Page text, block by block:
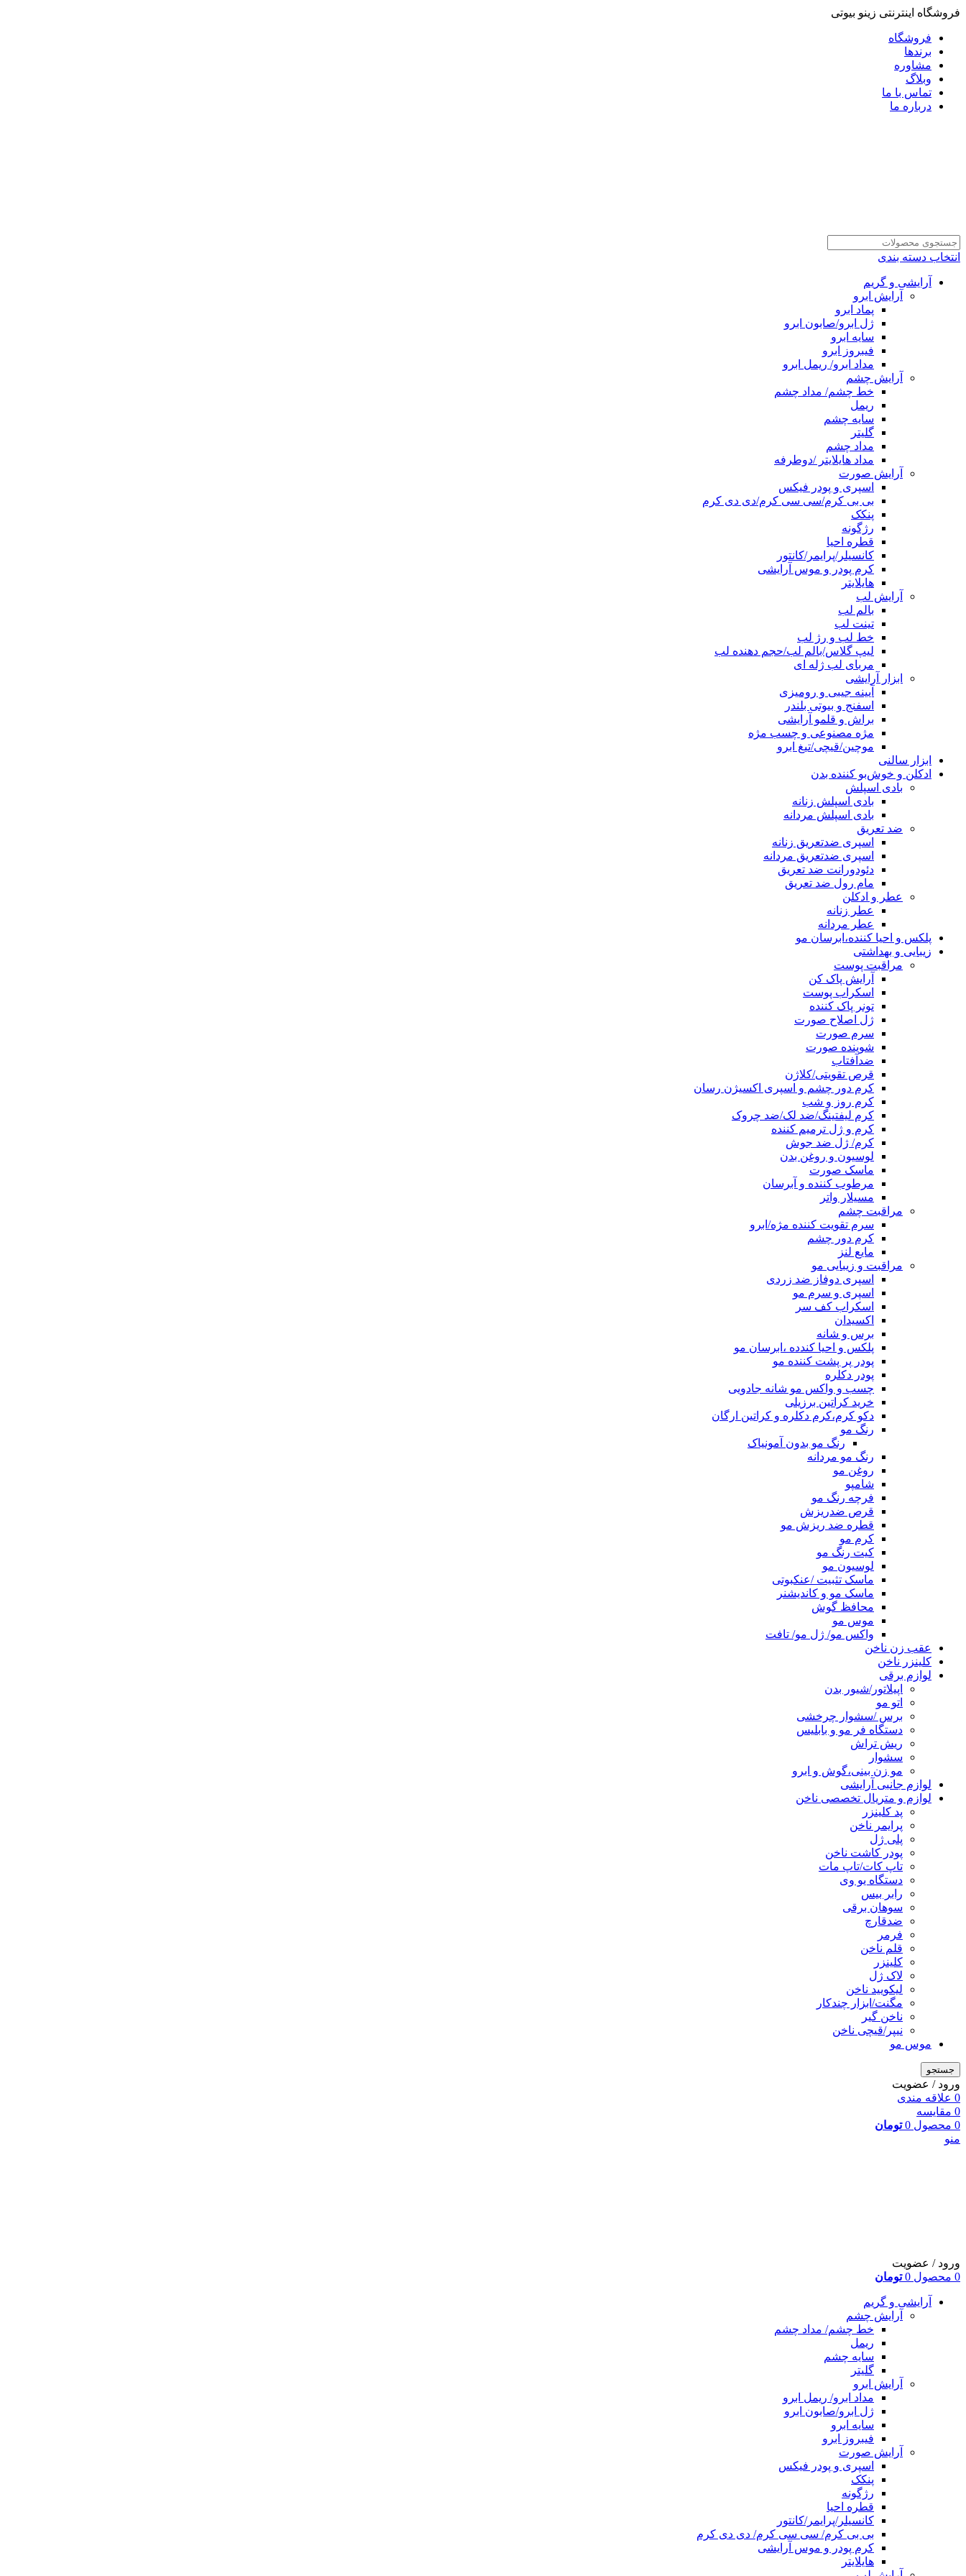
فروشگاه اینترنتی زینو بیوتی
فروشگاه
برندها
مشاوره
وبلاگ
تماس با ما
درباره ما
انتخاب دسته بندی
آرایشی و گریم
آرایش ابرو
پماد ابرو
ژل ابرو/صابون ابرو
سایه ابرو
فیبروز ابرو
مداد ابرو/ ریمل ابرو
آرایش چشم
خط چشم/ مداد چشم
ریمل
سایه چشم
گلیتر
مداد چشم
مداد هایلایتر /دوطرفه
آرایش صورت
اسپری و پودر فیکس
بی بی کرم/سی سی کرم/دی دی کرم
پنکک
رژگونه
قطره احیا
کانسیلر/پرایمر/کانتور
کرم پودر و موس آرایشی
هایلایتر
آرایش لب
بالم لب
تینت لب
خط لب و رژ لب
لیپ گلاس/بالم لب/حجم دهنده لب
مربای لب ژله ای
ابزار آرایشی
آیینه جیبی و رومیزی
اسفنج و بیوتی بلندر
براش و قلمو آرایشی
مژه مصنوعی و چسب مژه
موچین/قیچی/تیغ ابرو
ابزار سالنی
ادکلن و خوش‌بو کننده بدن
بادی اسپلش
بادی اسپلش زنانه
بادی اسپلش مردانه
ضد تعریق
اسپری ضدتعریق زنانه
اسپری ضدتعریق مردانه
دئودورانت ضد تعریق
مام رول ضد تعریق
عطر و ادکلن
عطر زنانه
عطر مردانه
پلکس و احیا کننده،ابرسان مو
زیبایی و بهداشتی
مراقبت پوست
آرایش پاک کن
اسکراب پوست
تونر پاک کننده
ژل اصلاح صورت
سرم صورت
شوینده صورت
ضدآفتاب
قرص تقویتی/کلاژن
کرم دور چشم و اسپری اکسیژن رسان
کرم روز و شب
کرم لیفتینگ/ضد لک/ضد چروک
کرم و ژل ترمیم کننده
کرم/ ژل ضد جوش
لوسیون و روغن بدن
ماسک صورت
مرطوب کننده و آبرسان
مسیلار واتر
مراقبت چشم
سرم تقویت کننده مژه/ابرو
کرم دور چشم
مایع لنز
مراقبت و زیبایی مو
اسپری دوفاز ضد زردی
اسپری و سرم مو
اسکراب کف سر
اکسیدان
برس و شانه
پلکس و احیا کندده ،ابرسان مو
پودر پر پشت کننده مو
پودر دکلره
چسب و واکس مو شانه جادویی
خرید کراتین برزیلی
دکو کرم،کرم دکلره و کراتین ارگان
رنگ مو
رنگ مو بدون آمونیاک
رنگ مو مردانه
روغن مو
شامپو
فرچه رنگ مو
قرص ضدریزش
قطره ضد ریزش مو
کرم مو
کیت رنگ مو
لوسیون مو
ماسک تثبیت /عنکبوتی
ماسک مو و کاندیشنر
محافظ گوش
موس مو
واکس مو/ ژل مو/ تافت
عقب زن ناخن
کلینزر ناخن
لوازم برقی
اپیلاتور/شیور بدن
اتو مو
برس /سشوار چرخشی
دستگاه فر مو و بابلیس
ریش تراش
سشوار
مو زن بینی،گوش و ابرو
لوازم جانبی آرایشی
لوازم و متریال تخصصی ناخن
پد کلینزر
پرایمر ناخن
پلی ژل
پودر کاشت ناخن
تاپ کات/تاپ مات
دستگاه یو وی
رابر بیس
سوهان برقی
ضدقارچ
فرمر
قلم ناخن
کلینزر
لاک ژل
لیکوييد ناخن
مگنت/ابزار چندکار
ناخن گیر
نیپر/قیچی ناخن
موس مو
جستجو
ورود / عضویت
0 علاقه مندی
0 مقایسه
0 محصول 0 تومان
منو
ورود / عضویت
0 محصول 0 تومان
آرایشی و گریم
آرایش چشم
خط چشم/ مداد چشم
ریمل
سایه چشم
گلیتر
آرایش ابرو
مداد ابرو/ ریمل ابرو
ژل ابرو/صابون ابرو
سایه ابرو
فیبروز ابرو
آرایش صورت
اسپری و پودر فیکس
پنکک
رژگونه
قطره احیا
کانسیلر/پرایمر/کانتور
بی بی کرم/ سی سی کرم/ دی دی کرم
کرم پودر و موس آرایشی
هایلایتر